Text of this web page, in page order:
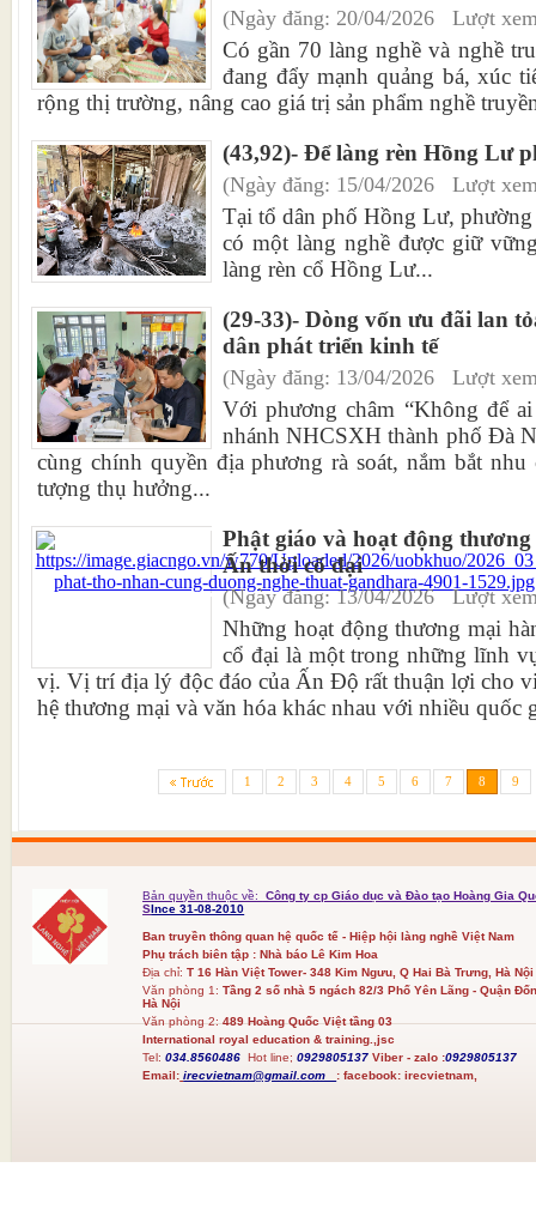
(Ngày đăng: 20/04/2026 Lượt
Có gần 70 làng nghề và nghề
đang đẩy mạnh quảng bá, xúc
rộng thị trường, nâng cao giá trị sản phẩm nghề
(43,92)- Để làng rèn Hồng Lư
(Ngày đăng: 15/04/2026 Lượt
Tại tổ dân phố Hồng Lư,
có một làng nghề được giữ
làng rèn cổ Hồng Lư...
(29-33)- Dòng vốn ưu đãi lan
dân phát triển kinh tế
(Ngày đăng: 13/04/2026 Lượt
Với phương châm “Không để
nhánh NHCSXH thành phố Đà
cùng chính quyền địa phương rà soát, nắm bắt
tượng thụ hưởng...
Phật giáo và hoạt động
Ấn thời cổ đại
(Ngày đăng: 13/04/2026 Lượt
Những hoạt động thương mại
cổ đại là một trong những lĩnh
vị. Vị trí địa lý độc đáo của Ấn Độ rất thuận lợi cho
hệ thương mại và văn hóa khác nhau với nhiều quốc
1 2 3 4 5 6 7 8 9
Bản quyền thuộc về:
Công ty cp Giáo dục và Đào tạo Hoàng Gia
SInce 31-08-2010
Ban truyền thông quan hệ quốc tế - Hiệp hội làng nghề Việt Nam
Phụ trách biên tập : Nhà báo Lê Kim Hoa
Địa chỉ: T 16 Hàn Việt Tower- 348 Kim Ngưu, Q Hai Bà Trưng, Hà Nội
Văn phòng 1:Tầng 2 số nhà 5 ngách 82/3 Phố Yên Lãng - Quận
Hà Nội
Văn phòng 2:489 Hoàng Quốc Việt tầng 03
International royal education & training.,jsc
Tel:034.8560486Hot line; 0929805137 Viber - zalo :0929805137
Email: irecvietnam@gmail.com :facebook: irecvietnam,